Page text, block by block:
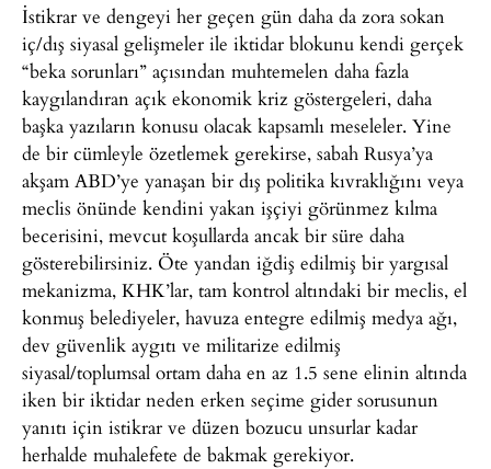
İstikrar ve dengeyi her geçen gün daha da zora sokan
iç/dış siyasal gelişmeler ile iktidar blokunu kendi gerçek
“beka sorunları” açısından muhtemelen daha fazla
kaygılandıran açık ekonomik kriz göstergeleri, daha
başka yazıların konusu olacak kapsamlı meseleler. Yine
de bir cümleyle özetlemek gerekirse, sabah Rusya’ya
akşam ABD’ye yanaşan bir dış politika kıvraklığını veya
meclis önünde kendini yakan işçiyi görünmez kılma
becerisini, mevcut koşullarda ancak bir süre daha
gösterebilirsiniz. Öte yandan iğdiş edilmiş bir yargısal
mekanizma, KHK’lar, tam kontrol altındaki bir meclis, el
konmuş belediyeler, havuza entegre edilmiş medya ağı,
dev güvenlik aygıtı ve militarize edilmiş
siyasal/toplumsal ortam daha en az 1.5 sene elinin altında
iken bir iktidar neden erken seçime gider sorusunun
yanıtı için istikrar ve düzen bozucu unsurlar kadar
herhalde muhalefete de bakmak gerekiyor.